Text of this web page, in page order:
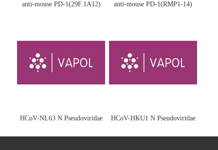
anti-mouse PD-1(29F.1A12) anti-mouse PD-1(RMP1-14)
HCoV-NL63 N Pseudoviridae HCoV-HKU1 N Pseudoviridae